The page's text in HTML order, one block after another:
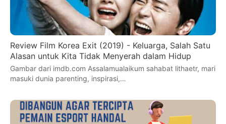
Review Film Korea Exit (2019) - Keluarga, Salah Satu
Alasan untuk Kita Tidak Menyerah dalam Hidup
Gambar dari imdb.com Assalamualaikum sahabat lithaetr, mari
masuki dunia parenting, inspirasi,…